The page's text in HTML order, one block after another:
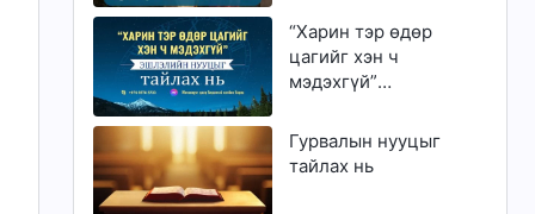
“Харин тэр өдөр
цагийг хэн ч
мэдэхгүй”
тайлах нь
Гурвалын нууцыг
тайлах нь